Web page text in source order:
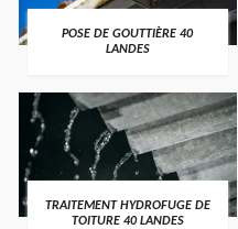
POSE DE GOUTTIÈRE 40
LANDES
TRAITEMENT HYDROFUGE DE
TOITURE 40 LANDES